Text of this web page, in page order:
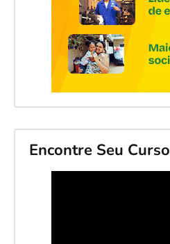
Encontre Seu Curso